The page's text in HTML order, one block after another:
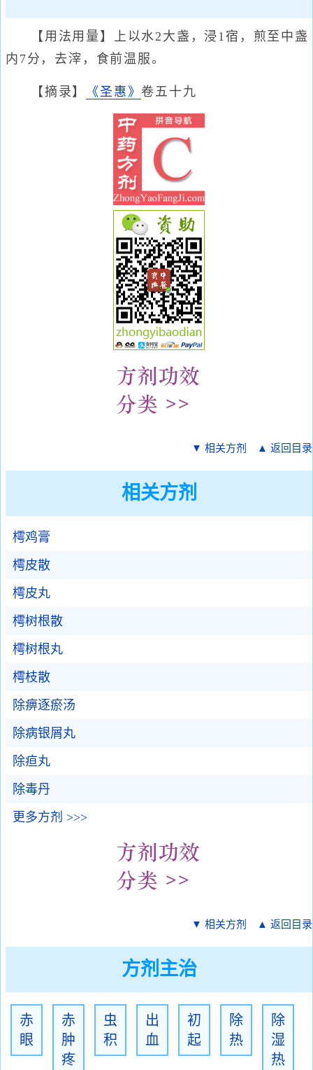
【用法用量】上以水2大盏，浸1宿，煎至中盏
内7分，去滓，食前温服。
【摘录】 《圣惠》卷五十九
▼ 相关方剂 ▲ 返回目录
相关方剂
樗鸡膏
樗皮散
樗皮丸
樗树根散
樗树根丸
樗枝散
除痹逐瘀汤
除病银屑丸
除疸丸
除毒丹
更多方剂 >>>
▼ 相关方剂 ▲ 返回目录
方剂主治
赤
眼
赤
肿
疼
虫
积
出
血
初
起
除
热
除
湿
热